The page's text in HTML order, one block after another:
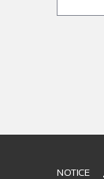
NOTICE